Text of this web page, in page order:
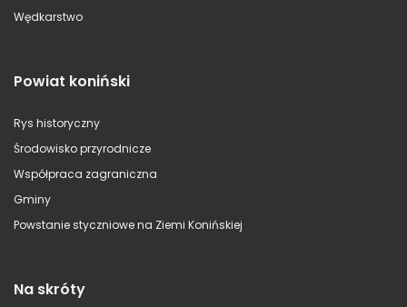
Wędkarstwo
Powiat koniński
Rys historyczny
Środowisko przyrodnicze
Współpraca zagraniczna
Gminy
Powstanie styczniowe na Ziemi Konińskiej
Na skróty